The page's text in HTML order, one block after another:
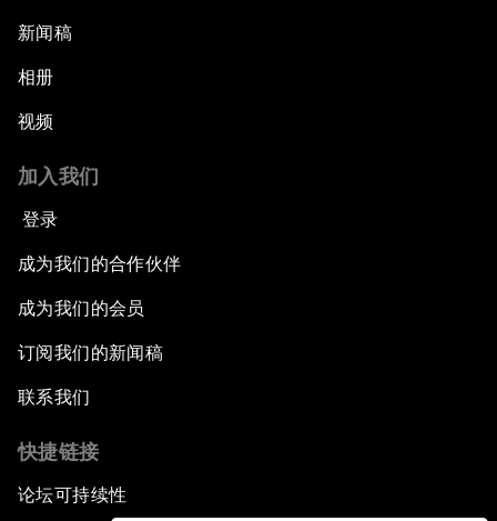
新闻稿
相册
视频
加入我们
登录
成为我们的合作伙伴
成为我们的会员
订阅我们的新闻稿
联系我们
快捷链接
论坛可持续性